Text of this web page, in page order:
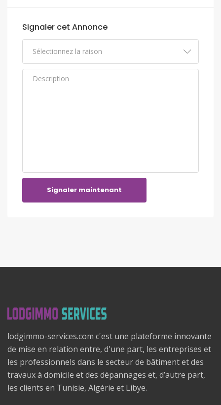
Signaler cet Annonce
Signaler maintenant
lodgimmo-services.com c'est une plateforme innovante
de mise en relation entre, d'une part, les entreprises et
les professionnels dans le secteur de bâtiment et des
travaux à domicile et des dépannages et, d’autre part,
les clients en Tunisie, Algérie et Libye.